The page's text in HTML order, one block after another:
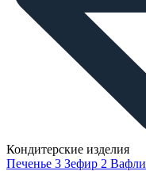
Кондитерские изделия
Печенье 3 Зефир 2 Вафли